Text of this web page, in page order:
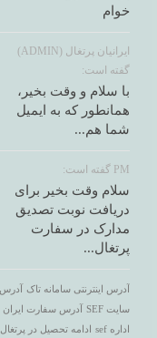
خوام
ایرانیان پرتغال (ADMIN)
گفته است:
با سلام و وقت بخیر،
همانطور که به ایمیل
شما هم...
PM گفته است:
سلام وقت بخیر برای
دریافت نوبت تصدیق
مدارک در سفارت
پرتغال...
آدرس اینترنتی سامانه تاک
آدرس
سایت SEF
آدرس سفارت ایران
اداره sef
ادامه تحصیل در پرتغال